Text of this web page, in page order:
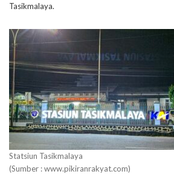
Tasikmalaya.
Statsiun Tasikmalaya
(Sumber : www.pikiranrakyat.com)